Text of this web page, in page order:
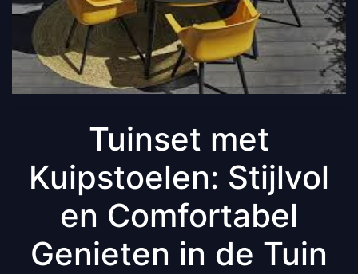
Tuinset met
Kuipstoelen: Stijlvol
en Comfortabel
Genieten in de Tuin